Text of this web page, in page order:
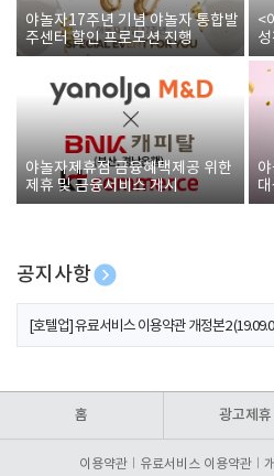
야놀자17주년 기념 야놀자 통합발
주센터 할인 프로모션 진행
<
야놀자제휴점 금융혜택제공 위한
제휴 및 금융서비스 게시
공지사항
[호텔업] 개인정보 처리방침 개정본1 (19.09.02)
[호텔업] 유료서비스 이용약관 개정본2
홈 광고제휴
이용약관 유료서비스 이용약관